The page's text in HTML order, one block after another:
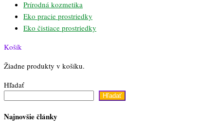
Prírodná kozmetika
Eko pracie prostriedky
Eko čistiace prostriedky
Košík
Žiadne produkty v košíku.
Hľadať
Hľadať
Najnovšie články